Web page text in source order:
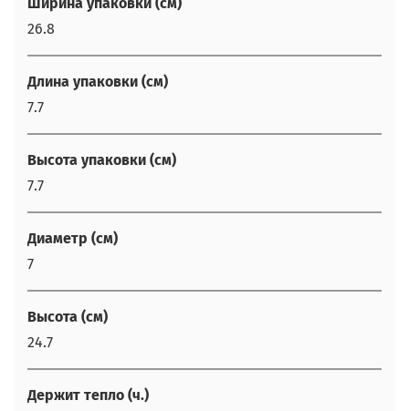
Ширина упаковки (см)
26.8
Длина упаковки (см)
7.7
Высота упаковки (см)
7.7
Диаметр (см)
7
Высота (см)
24.7
Держит тепло (ч.)